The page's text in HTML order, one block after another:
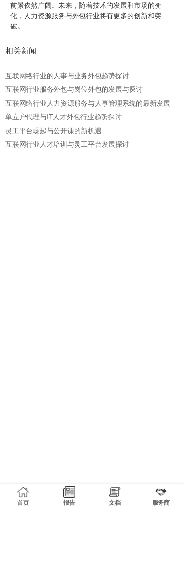
前景依然广阔。未来，随着技术的发展和市场的变
化，人力资源服务与外包行业将有更多的创新和突
破。
相关新闻
互联网络行业的人事与业务外包趋势探讨
互联网行业服务外包与岗位外包的发展与探讨
互联网络行业人力资源服务与人事管理系统的最新发展
单立户代理与IT人才外包行业趋势探讨
灵工平台崛起与公开课的新机遇
互联网行业人才培训与灵工平台发展探讨
首页 报告 文档 服务商